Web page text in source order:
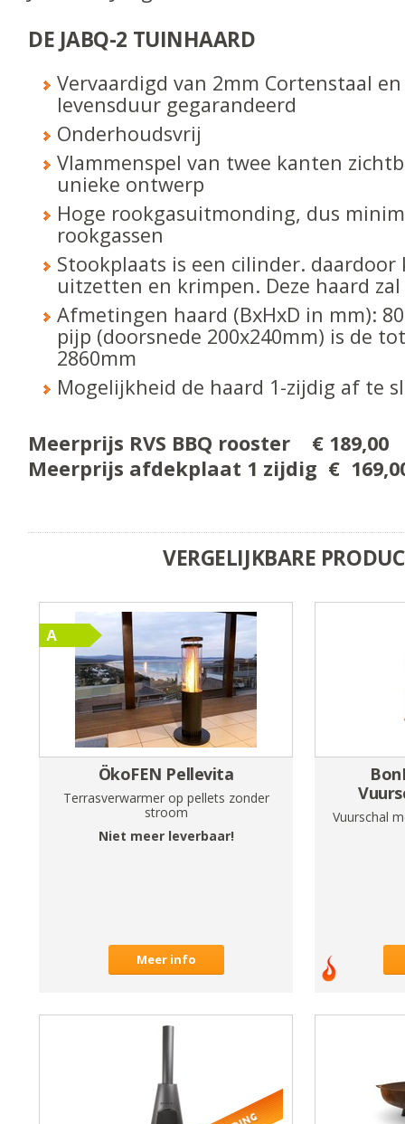
DE JABQ-2 TUINHAARD
Vervaardigd van 2mm Cortenstaal
levensduur gegarandeerd
Onderhoudsvrij
Vlammenspel van twee kanten
unieke ontwerp
Hoge rookgasuitmonding, dus
rookgassen
Stookplaats is een cilinder.
uitzetten en krimpen. Deze haard
Afmetingen haard (BxHxD in mm):
pijp (doorsnede 200x240mm) is de
2860mm
Mogelijkheid de haard 1-zijdig af te
Meerprijs RVS BBQ rooster € 189,00
Meerprijs afdekplaat 1 zijdig €
VERGELIJKBARE
ÖkoFEN Pellevita
Terrasverwarmer op pellets zonder
stroom
Niet meer leverbaar!
Meer info
Vuurschal